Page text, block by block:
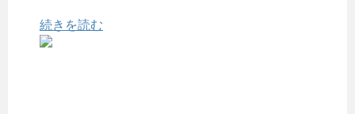
続きを読む